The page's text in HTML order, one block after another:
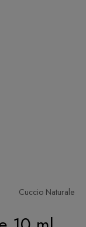
Cuccio Naturale